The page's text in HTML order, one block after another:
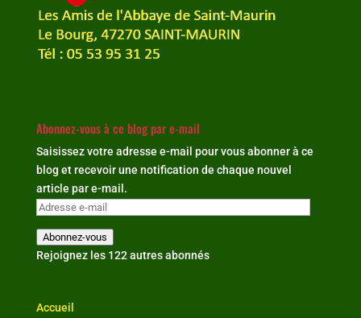
Abonnez-vous à ce blog par e-mail
Saisissez votre adresse e-mail pour vous abonner à ce
blog et recevoir une notification de chaque nouvel
article par e-mail.
Adresse
mail
Abonnez-vous
Rejoignez les 122 autres abonnés
Accueil